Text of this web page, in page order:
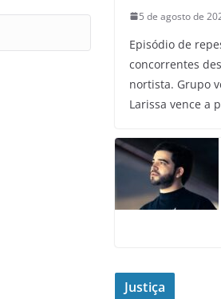
5 de agosto de
Episódio de
concorrentes
nortista. Grupo
Larissa vence a
Justiça